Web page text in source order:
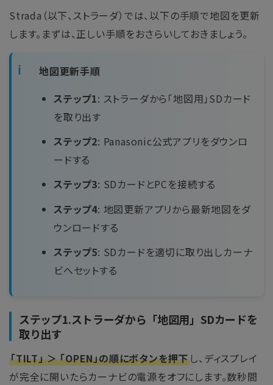
Strada（以下、ストラーダ）では、以下の手順で地図を更新
します。まずは、正しい手順をおさらいしておきましょう。
地図更新手順
ステップ1: ストラーダから「地図用」SDカード
を取り出す
ステップ2: Panasonic公式アプリをダウンロ
ードする
ステップ3: SDカードとPCを接続する
ステップ4: 地図更新アプリから最新地図をダ
ウンロードする
ステップ5: SDカードを適切に取り出しカーナ
ビへセットする
ステップ1.ストラーダから「地図用」SDカードを
取り出す
「TILT」 ＞ 「OPEN」の順にボタンを押下し、ディスプレイ
が完全に開いたらカーナビの電源をオフにします。数秒間